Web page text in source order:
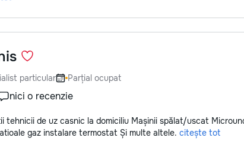
particular Parțial ocupat
nici o recenzie
tehnicii de uz casnic la domiciliu Mașinii spălat/uscat
gaz instalare termostat Și multe altele. citește tot